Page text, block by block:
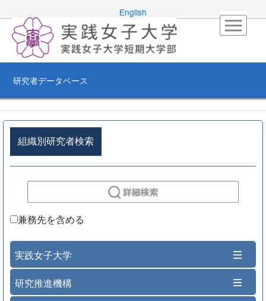
English
研究者データベース
組織別研究者検索
兼務先を含める
実践女子大学
研究推進機構